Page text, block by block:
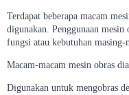
Terdapat beberapa macam
digunakan. Penggunaan
fungsi atau kebutuhan masing-
Macam-macam mesin obras
Digunakan untuk mengobras